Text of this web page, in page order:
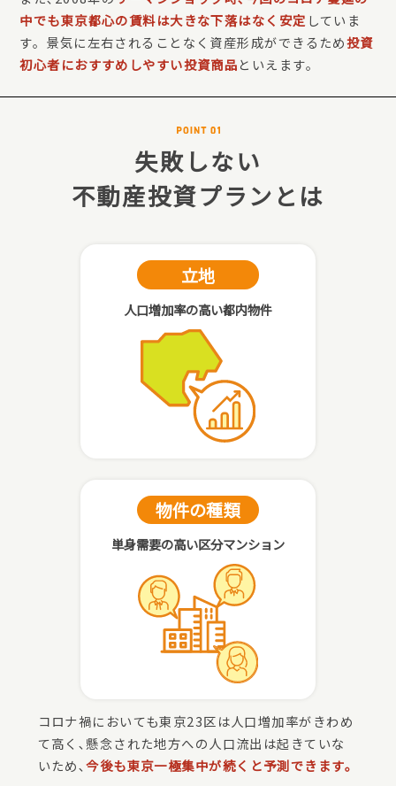
中でも東京都心の賃料は大きな下落はなく安定 していま
す。景気に左右されることなく資産形成ができるため投資
初心者におすすめしやすい投資商品といえます。
失敗しない
不動産投資プランとは
立地
人口増加率の高い都内物件
物件の種類
単身需要の高い区分マンション
コロナ禍においても東京23区は人口増加率がきわめ
て高く､懸念された地方への人口流出は起きていな
いため､今後も東京一極集中が続くと予測できます。